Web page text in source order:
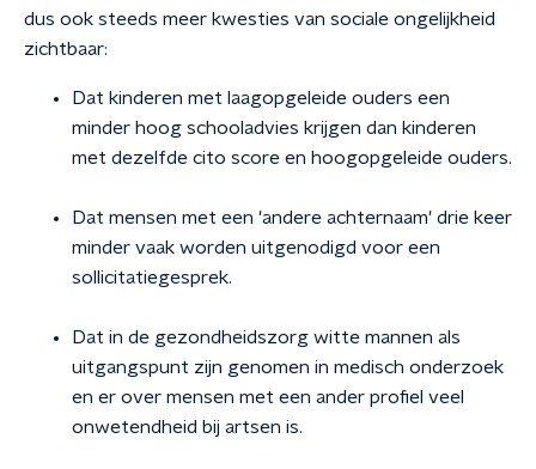
dus ook steeds meer kwesties van sociale ongelijkheid
zichtbaar:
Dat kinderen met laagopgeleide ouders een
minder hoog schooladvies krijgen dan kinderen
met dezelfde cito score en hoogopgeleide ouders.
Dat mensen met een 'andere achternaam' drie keer
minder vaak worden uitgenodigd voor een
sollicitatiegesprek.
Dat in de gezondheidszorg witte mannen als
uitgangspunt zijn genomen in medisch onderzoek
en er over mensen met een ander profiel veel
onwetendheid bij artsen is.